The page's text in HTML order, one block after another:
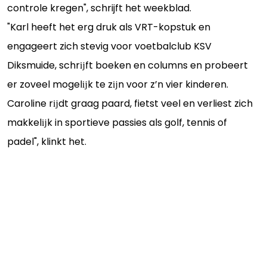
controle kregen", schrijft het weekblad.
"Karl heeft het erg druk als VRT-kopstuk en
engageert zich stevig voor voetbalclub KSV
Diksmuide, schrĳft boeken en columns en probeert
er zoveel mogelĳk te zĳn voor z’n vier kinderen.
Caroline rĳdt graag paard, fietst veel en verliest zich
makkelĳk in sportieve passies als golf, tennis of
padel", klinkt het.